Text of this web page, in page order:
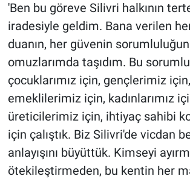
'Ben bu göreve Silivri halkının
iradesiyle geldim. Bana verilen
duanın, her güvenin
omuzlarımda taşıdım. Bu
çocuklarımız için, gençlerimiz için,
emeklilerimiz için, kadınlarımız
üreticilerimiz için, ihtiyaç sahibi
için çalıştık. Biz Silivri'de vicdan
anlayışını büyüttük. Kimseyi
ötekileştirmeden, bu kentin her